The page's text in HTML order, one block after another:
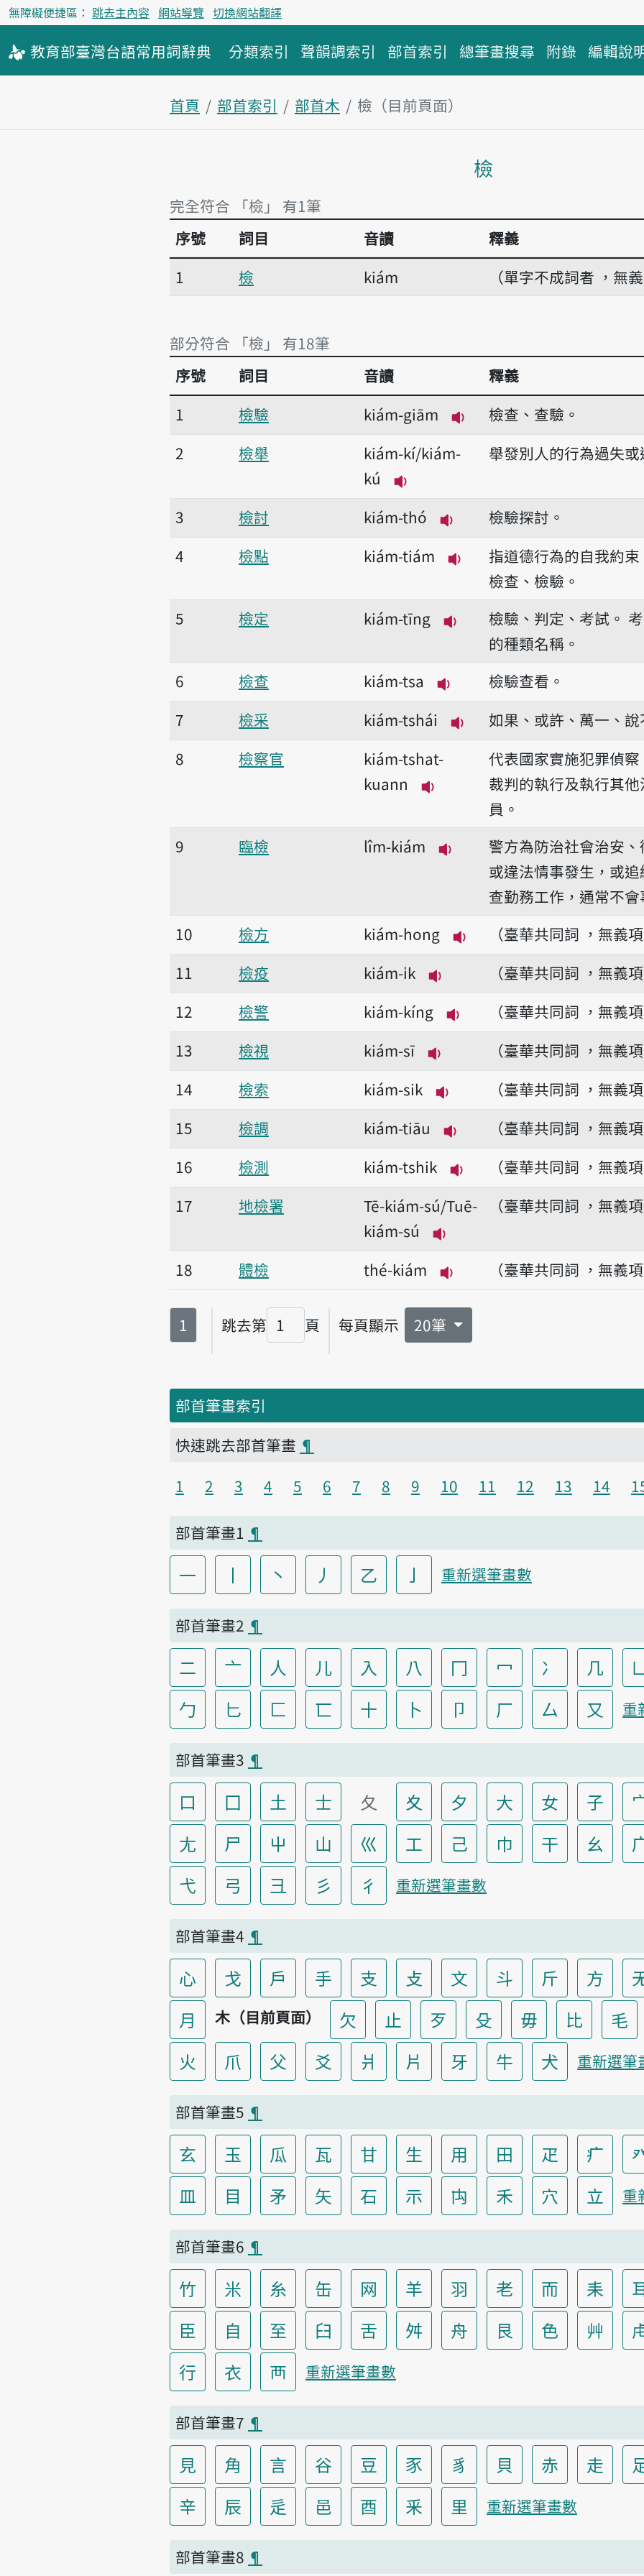
無障礙便捷區： 跳去主內容 網站導覽 切換網站翻譯
教育部臺灣台語常用詞辭典 分類索引 聲韻調索引 部首索引 總筆畫搜尋 附錄 編輯說
首頁 部首索引 部首木
檢（目前頁面）
檢
完全符合 「檢」 有1筆
完全符合 「檢」 有1筆
序號 詞目 音讀
釋義
1
檢 kiám （單字不成詞者 ，無義
部分符合 「檢」 有18筆
部分符合 「檢」 有18筆
序號 詞目 音讀
釋義
1
檢驗
kiám-giām
播放音讀kiám-giām
檢查、查驗。
2
檢舉
kiám-kí/kiám-
kú
播放音讀kiám-kí/kiám-kú
舉發別人的行為過失或
3 檢討
kiám-thó
播放音讀kiám-thó
檢驗探討。
4
檢點
kiám-tiám
播放音讀kiám-tiám
指道德行為的自我約束
檢查、檢驗。
5
檢定
kiám-tīng
播放音讀kiám-tīng
檢驗、判定、考試。
的種類名稱。
6
檢查
kiám-tsa
播放音讀kiám-tsa
檢驗查看。
7
檢采
kiám-tshái
播放音讀kiám-tshái
如果、或許、萬一、說
8
檢察官
kiám-tshat-
kuann
播放音讀kiám-tshat-kuann
代表國家實施犯罪偵
裁判的執行及執行其
員。
9
臨檢
lîm-kiám
播放音讀lîm-kiám
警方為防治社會治安
或違法情事發生，或
查勤務工作，通常不會
10
檢方
kiám-hong
播放音讀kiám-hong
（臺華共同詞 ，無義項
11
檢疫
kiám-i̍k
播放音讀kiám-i̍k
（臺華共同詞 ，無義項
12
檢警
kiám-kíng
播放音讀kiám-kíng
（臺華共同詞 ，無義項
13
檢視
kiám-sī
播放音讀kiám-sī
（臺華共同詞 ，無義項
14
檢索
kiám-sik
播放音讀kiám-sik
（臺華共同詞 ，無義項
15
檢調
kiám-tiāu
播放音讀kiám-tiāu
（臺華共同詞 ，無義項
16
檢測
kiám-tshik
播放音讀kiám-tshik
（臺華共同詞 ，無義項
17
地檢署
Tē-kiám-sú/Tuē-
kiám-sú
播放音讀Tē-kiám-sú/Tuē-
（臺華共同詞 ，無義項
18 體檢
thé-kiám
播放音讀thé-kiám
（臺華共同詞 ，無義項
第
1 跳去第
頁碼
頁 每頁顯示 20筆
部首筆畫索引
快速跳去部首筆畫 ¶
1
2 3 4 5 6 7 8 9 10 11 12 13 14
部首筆畫1 ¶
一 丨 丶 丿 乙 亅 重新選筆畫數
部首筆畫2 ¶
二 亠 人 儿 入 八 冂 冖 冫 几
勹
匕 匚 匸 十 卜 卩 厂 厶 又 重
部首筆畫3 ¶
口 囗 土 士 夂 夊 夕 大 女 子
尢
尸 屮 山 巛 工 己 巾 干 幺
弋
弓 彐 彡 彳 重新選筆畫數
部首筆畫4 ¶
心 戈 戶 手 支 攴 文 斗 斤 方
月
木（目前頁面） 欠 止 歹 殳 毋 比 毛
火
爪 父 爻 爿 片 牙 牛 犬 重新選筆
部首筆畫5 ¶
玄 玉 瓜 瓦 甘 生 用 田 疋 疒
皿
目 矛 矢 石 示 禸 禾 穴 立 重
部首筆畫6 ¶
竹 米 糸 缶 网 羊 羽 老 而 耒
臣
自 至 臼 舌 舛 舟 艮 色 艸
行
衣 襾 重新選筆畫數
部首筆畫7 ¶
見 角 言 谷 豆 豕 豸 貝 赤 走
辛
辰 辵 邑 酉 釆 里 重新選筆畫數
部首筆畫8 ¶